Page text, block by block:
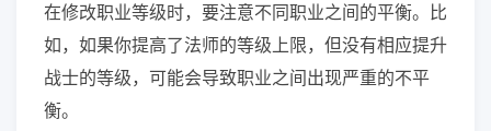
在修改职业等级时，要注意不同职业之间的平衡。比
如，如果你提高了法师的等级上限，但没有相应提升
战士的等级，可能会导致职业之间出现严重的不平
衡。